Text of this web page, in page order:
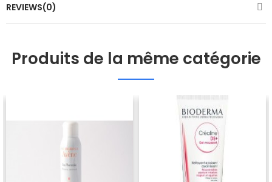
REVIEWS(0)
Produits de la même catégorie